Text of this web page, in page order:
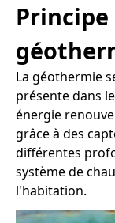
La géothermie
présente dans
énergie
grâce à des
différentes
système de
l'habitation.